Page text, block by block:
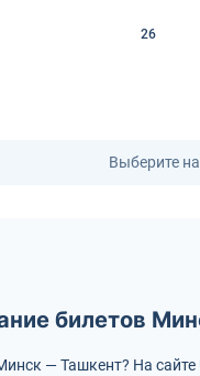
26
Выберите
билетов
— Ташкент? На